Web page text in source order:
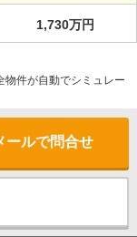
1,730万円
物件が自動でシミュレー
ールで問合せ